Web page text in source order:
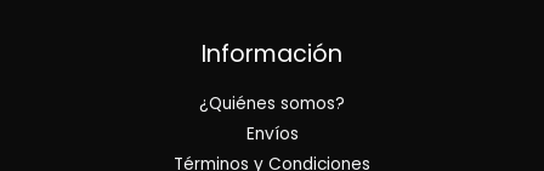
Información
¿Quiénes somos?
Envíos
Términos y Condiciones